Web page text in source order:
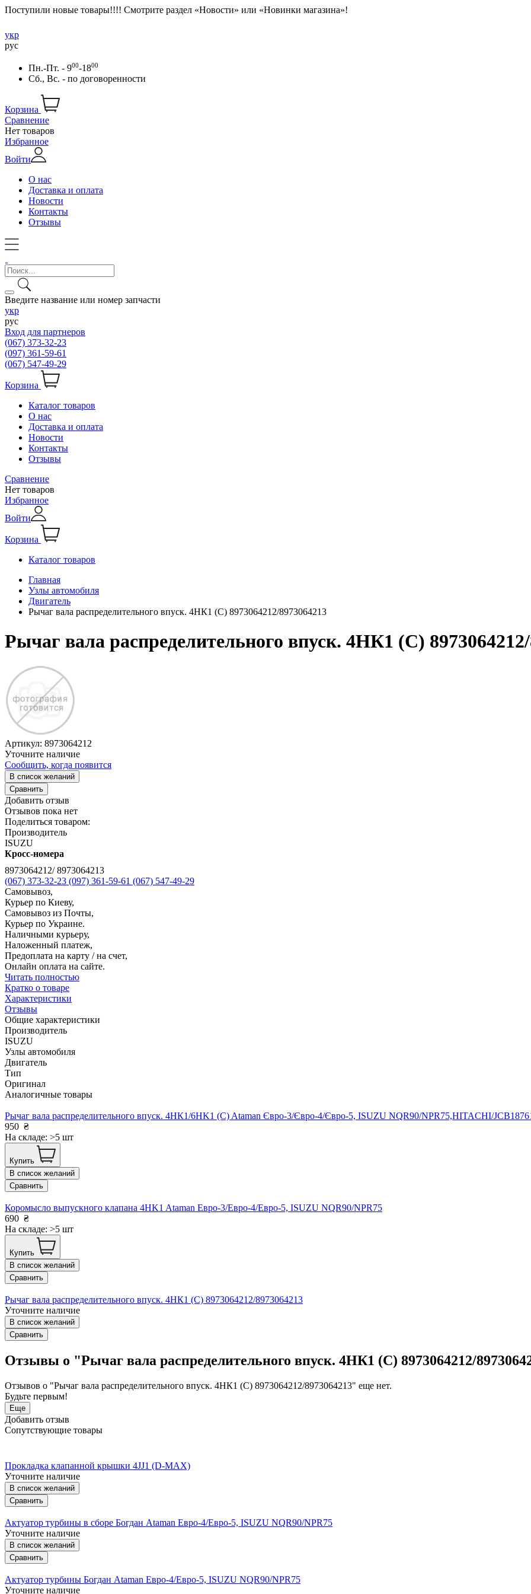
Поступили новые товары!!!! Смотрите раздел «Новости» или «Новинки магазина»!
укр
рус
Пн.-Пт. - 900-1800
Сб., Вс. - по договоренности
Корзина
Сравнение
Нет товаров
Избранное
Войти
О нас
Доставка и оплата
Новости
Контакты
Отзывы
Введите название или номер запчасти
укр
рус
Вход для партнеров
(067) 373-32-23
(097) 361-59-61
(067) 547-49-29
Корзина
Каталог товаров
О нас
Доставка и оплата
Новости
Контакты
Отзывы
Сравнение
Нет товаров
Избранное
Войти
Корзина
Каталог товаров
Главная
Узлы автомобиля
Двигатель
Рычаг вала распределительного впуск. 4HК1 (С) 8973064212/8973064213
Рычаг вала распределительного впуск. 4HК1 (С)
Артикул: 8973064212
Уточните наличие
Сообщить, когда появится
В список желаний
Сравнить
Добавить отзыв
Отзывов пока нет
Поделиться товаром:
Производитель
ISUZU
Кросс-номера
8973064212/ 8973064213
(067) 373-32-23 (097) 361-59-61 (067) 547-49-29
Самовывоз,
Курьер по Киеву,
Самовывоз из Почты,
Курьер по Украине.
Наличными курьеру,
Наложенный платеж,
Предоплата на карту / на счет,
Онлайн оплата на сайте.
Читать полностью
Кратко о товаре
Характеристики
Отзывы
Общие характеристики
Производитель
ISUZU
Узлы автомобиля
Двигатель
Тип
Оригинал
Аналогичные товары
Рычаг вала распределительного впуск. 4HК1/6HK1 (С) Ataman Євро-3/Євро-4/Євро-5, ISUZU NQR90/NPR75,HITACHI/
950 ₴
На складе: >5 шт
Купить
В список желаний
Сравнить
Коромысло выпускного клапана 4HK1 Ataman Евро-3/Евро-4/Евро-5, ISUZU NQR90/NPR75
690 ₴
На складе: >5 шт
Купить
В список желаний
Сравнить
Рычаг вала распределительного впуск. 4HК1 (С) 8973064212/8973064213
Уточните наличие
В список желаний
Сравнить
Отзывы о "Рычаг вала распределительного впуск. 4HК1 (С) 8973064212/
Отзывов о "Рычаг вала распределительного впуск. 4HК1 (С) 8973064212/8973064213" еще нет.
Будьте первым!
Еще
Добавить отзыв
Сопутствующие товары
Прокладка клапанной крышки 4JJ1 (D-MAX)
Уточните наличие
В список желаний
Сравнить
Актуатор турбины в сборе Богдан Ataman Евро-4/Евро-5, ISUZU NQR90/NPR75
Уточните наличие
В список желаний
Сравнить
Актуатор турбины Богдан Ataman Евро-4/Евро-5, ISUZU NQR90/NPR75
Уточните наличие